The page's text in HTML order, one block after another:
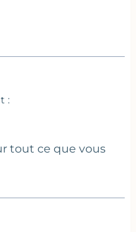
:
tout ce que vous